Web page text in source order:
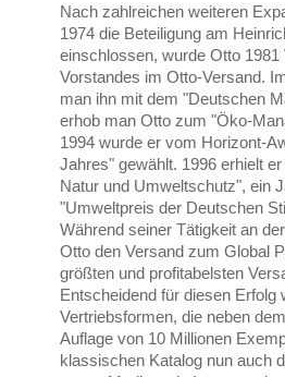
Nach zahlreichen weiteren
1974 die Beteiligung am
einschlossen, wurde Otto 1981
Vorstandes im Otto-Versand.
man ihn mit dem "Deutschen
erhob man Otto zum "Öko-
1994 wurde er vom Horizont-
Jahres" gewählt. 1996 erhielt
Natur und Umweltschutz", ein
"Umweltpreis der Deutschen
Während seiner Tätigkeit an
Otto den Versand zum Global
größten und profitabelsten
Entscheidend für diesen Erfolg
Vertriebsformen, die neben
Auflage von 10 Millionen
klassischen Katalog nun auch